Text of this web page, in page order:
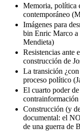
Memoria, política
contemporáneo
Imágenes para
bin Enric Marco
Mendieta)
Resistencias ante
construcción de
La transición
proceso político
El cuarto poder
Construcción (y
documental: el
de una guerra de